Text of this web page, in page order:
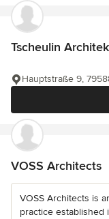
Tscheulin
Hauptstraße 9,
VOSS Architects
VOSS Architects is
practice established